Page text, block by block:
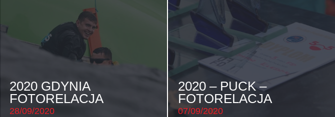
2020 GDYNIA
FOTORELACJA
28/09/2020
2020 – PUCK –
FOTORELACJA
07/09/2020